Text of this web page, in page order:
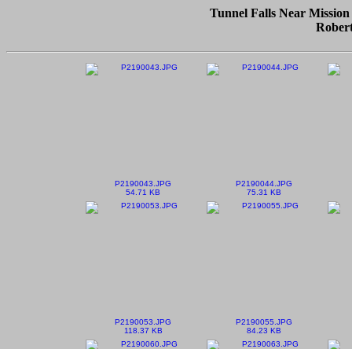
Tunnel Falls Near
P2190043.JPG
54.71 KB
P2190044.JPG
75.31 KB
P2190053.JPG
118.37 KB
P2190055.JPG
84.23 KB